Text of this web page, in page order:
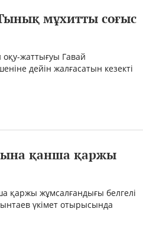
мұхитты соғыс
жаттығуы Гавай
дейін жалғасатын кезекті
қанша қаржы
қаржы жұмсалғандығы белгелі
үкімет отырысында